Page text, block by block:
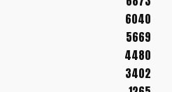
6040
5669
4480
3402